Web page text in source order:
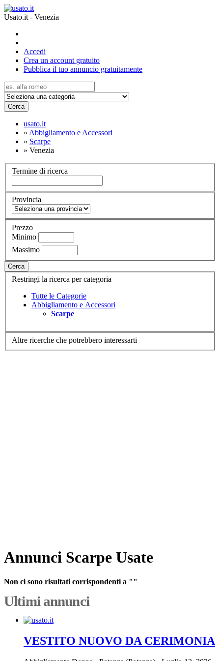
Usato.it - Venezia
Accedi
Crea un account gratuito
Pubblica il tuo annuncio gratuitamente
Cerca
usato.it
» Abbigliamento e Accessori
» Scarpe
» Venezia
Termine di ricerca
Provincia
Prezzo
Minimo
Massimo
Cerca
Restringi la ricerca per categoria
Tutte le Categorie
Abbigliamento e Accessori
Scarpe
Altre ricerche che potrebbero interessarti
Annunci Scarpe Usate
Non ci sono risultati corrispondenti a ""
Ultimi annunci
VESTITO NUOVO DA CERIMONIA